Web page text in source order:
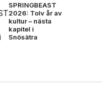
SPRINGBEAST
2026: Tolv år av
kultur – nästa
kapitel i
Snösätra